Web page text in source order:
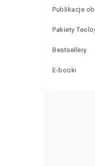
Publikacje
Pakiety
Bestsellery
E-booki